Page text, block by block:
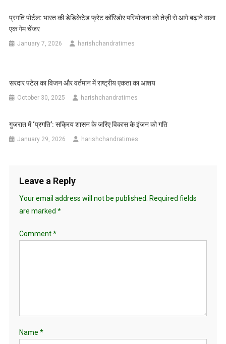
प्रगति पोर्टल: भारत की डेडिकेटेड फ्रेट कॉरिडोर परियोजना को तेज़ी से आगे बढ़ाने वाला
एक गेम चेंजर
January 7, 2026 harishchandratimes
सरदार पटेल का विजन और वर्तमान में राष्ट्रीय एकता का आशय
October 30, 2025 harishchandratimes
गुजरात में ‘प्रगति’: सक्रिय शासन के जरिए विकास के इंजन को गति
January 29, 2026 harishchandratimes
Leave a Reply
Your email address will not be published.
Required fields
are marked *
Comment*
Name *